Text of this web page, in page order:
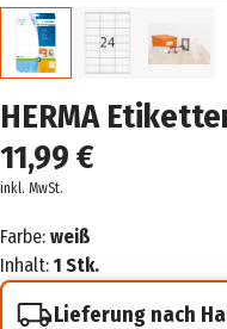
HERMA
11,99 €
inkl. MwSt.
Farbe: weiß
Inhalt: 1 Stk.
Lieferung nach